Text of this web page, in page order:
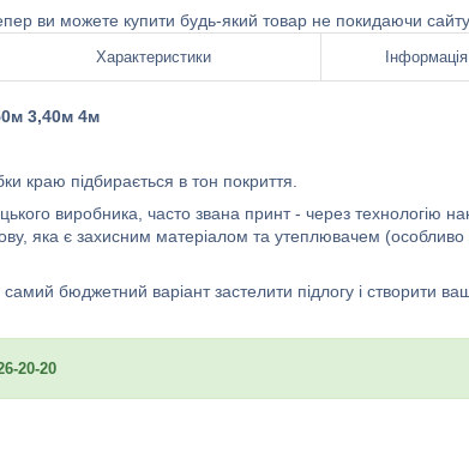
ви можете купити будь-який товар не покидаючи сайту.
Характеристики
3,40м 4м
краю підбирається в тон покриття.
виробника, часто звана принт - через технологію
яка є захисним матеріалом та утеплювачем (особливо
бюджетний варіант застелити підлогу і створити
20-20